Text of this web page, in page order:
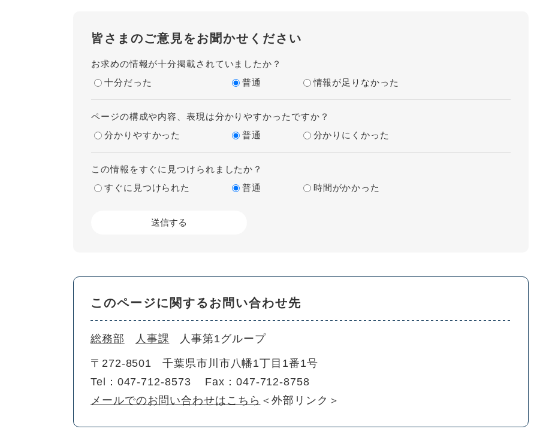
皆さまのご意見をお聞かせください
お求めの情報が十分掲載されていましたか？
十分だった
普通 情報が足りなかった
ページの構成や内容、表現は分かりやすかったですか？
分かりやすかった
普通 分かりにくかった
この情報をすぐに見つけられましたか？
すぐに見つけられた
普通 時間がかかった
このページに関するお問い合わせ先
総務部 人事課 人事第1グループ
〒272-8501
千葉県市川市八幡1丁目1番1号
Tel：047-712-8573
Fax：047-712-8758
メールでのお問い合わせはこちら ＜外部リンク＞